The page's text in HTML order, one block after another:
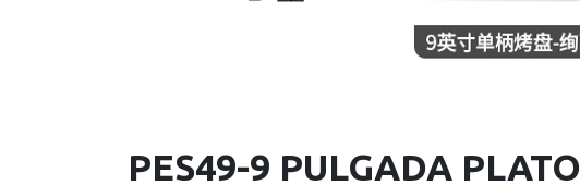
PES49-9 PULGADA PLATO